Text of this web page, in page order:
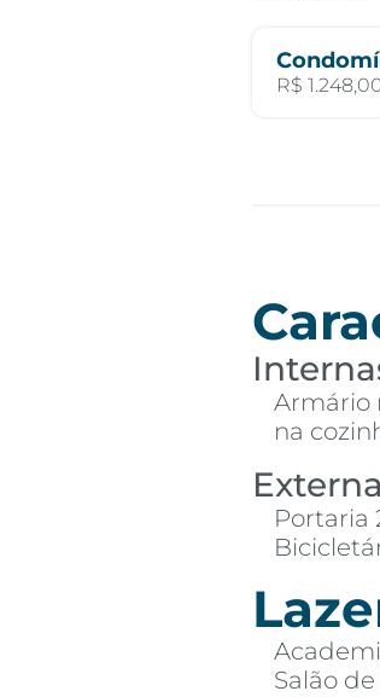
R$
Armário
na
Portaria
Salão